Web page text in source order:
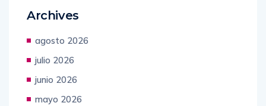
Archives
agosto 2026
julio 2026
junio 2026
mayo 2026